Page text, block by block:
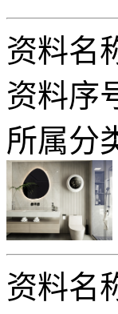
资料名
资料序
所属分
资料名